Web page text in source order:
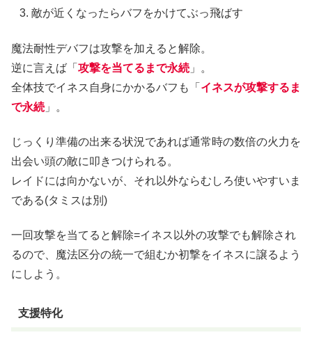
敵が近くなったらバフをかけてぶっ飛ばす
魔法耐性デバフは攻撃を加えると解除。
逆に言えば「 攻撃を当てるまで永続 」。
全体技でイネス自身にかかるバフも「 イネスが攻撃するま
で永続 」。
じっくり準備の出来る状況であれば通常時の数倍の火力を
出会い頭の敵に叩きつけられる。
レイドには向かないが、それ以外ならむしろ使いやすいま
である(タミスは別)
一回攻撃を当てると解除=イネス以外の攻撃でも解除され
るので、魔法区分の統一で組むか初撃をイネスに譲るよう
にしよう。
支援特化